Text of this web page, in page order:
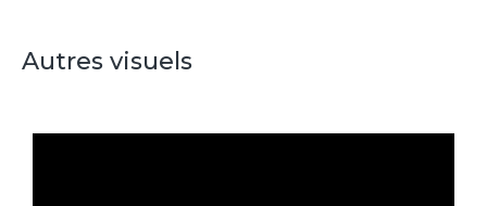
Autres visuels